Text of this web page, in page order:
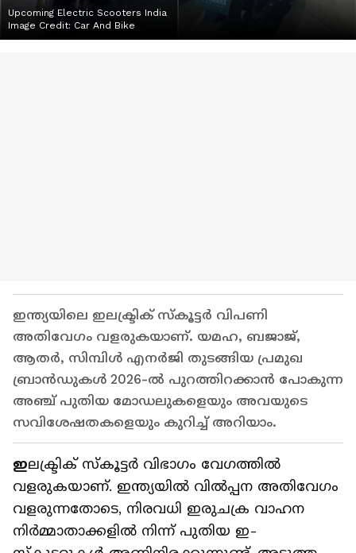
Upcoming Electric Scooters India
Image Credit: Car And Bike
ഇന്ത്യയിലെ ഇലക്ട്രിക് സ്‍കൂട്ടർ വിപണി
അതിവേഗം വളരുകയാണ്. യമഹ, ബജാജ്,
ആതർ, സിമ്പിൾ എനർജി തുടങ്ങിയ പ്രമുഖ
ബ്രാൻഡുകൾ 2026-ൽ പുറത്തിറക്കാൻ പോകുന്ന
അഞ്ച് പുതിയ മോഡലുകളെയും അവയുടെ
സവിശേഷതകളെയും കുറിച്ച് അറിയാം.
ഇലക്ട്രിക് സ്‍കൂട്ടർ വിഭാഗം വേഗത്തിൽ
വളരുകയാണ്. ഇന്ത്യയിൽ വിൽപ്പന അതിവേഗം
വളരുന്നതോടെ, നിരവധി ഇരുചക്ര വാഹന
നിർമ്മാതാക്കളിൽ നിന്ന് പുതിയ ഇ-